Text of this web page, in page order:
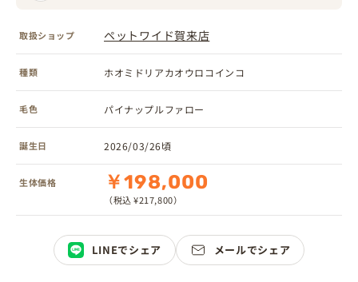
取扱ショップ ペットワイド賀来店
種類 ホオミドリアカオウロコインコ
毛色 パイナップルファロー
誕生日 2026/03/26頃
生体価格 ￥198,000
（税込 ¥217,800）
LINEでシェア メールでシェア